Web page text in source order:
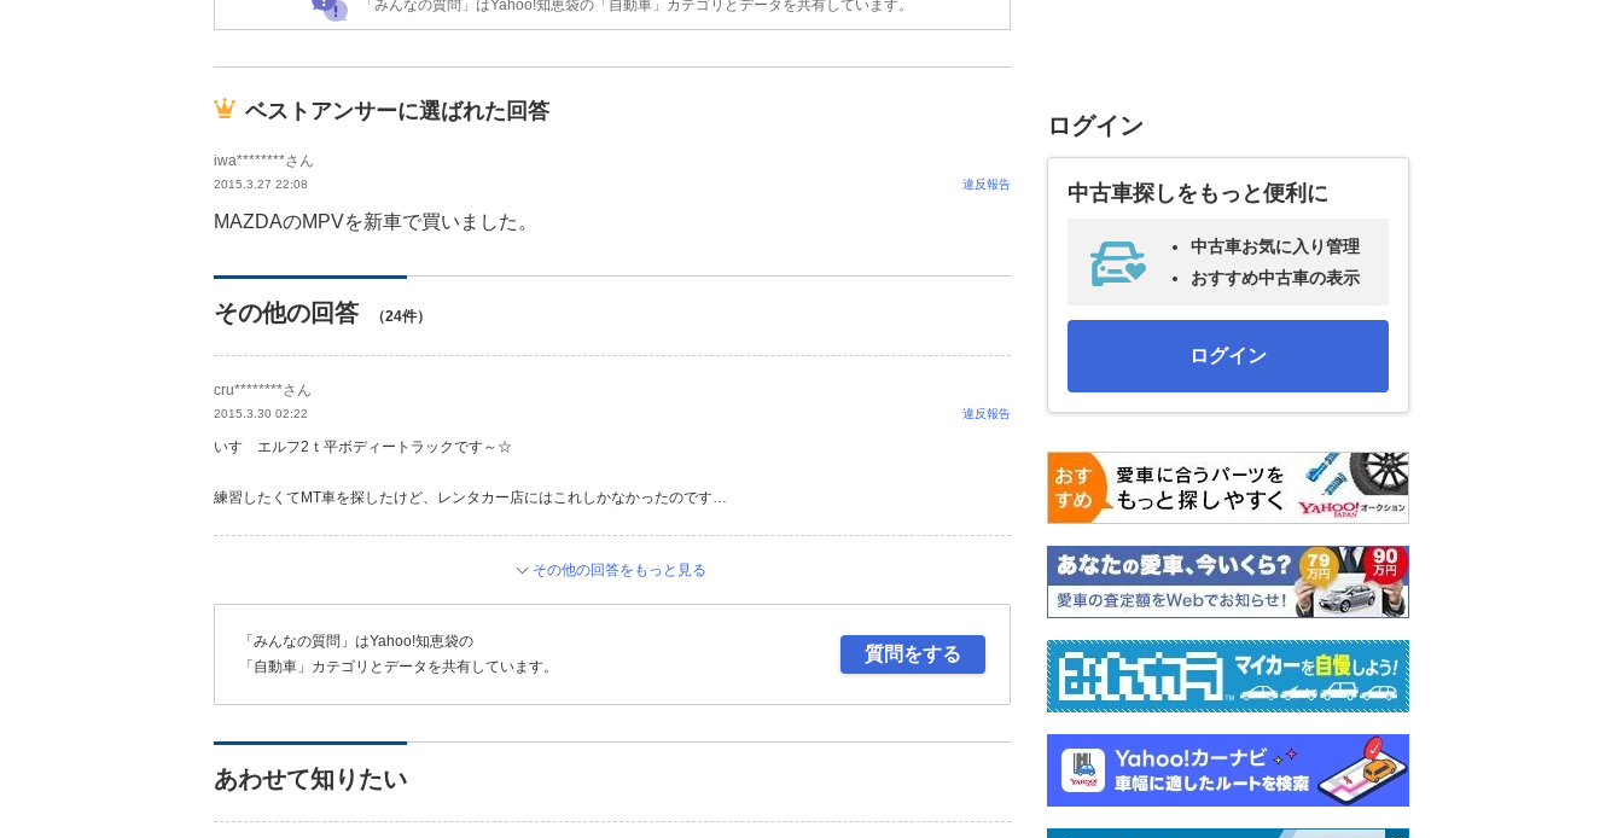
「みんなの質問」はYahoo!知恵袋の「自動車」カテゴリとデータを共有しています。
ベストアンサーに選ばれた回答
iwa********さん
2015.3.27 22:08 違反報告
MAZDAのMPVを新車で買いました。
その他の回答 （24件）
cru********さん
2015.3.30 02:22 違反報告
いすゞエルフ2ｔ平ボディートラックです～☆
練習したくてMT車を探したけど、レンタカー店にはこれしかなかったのです…
その他の回答をもっと見る
「みんなの質問」はYahoo!知恵袋の
「自動車」カテゴリとデータを共有しています。
質問をする
あわせて知りたい
ログイン
中古車探しをもっと便利に
中古車お気に入り管理
おすすめ中古車の表示
ログイン